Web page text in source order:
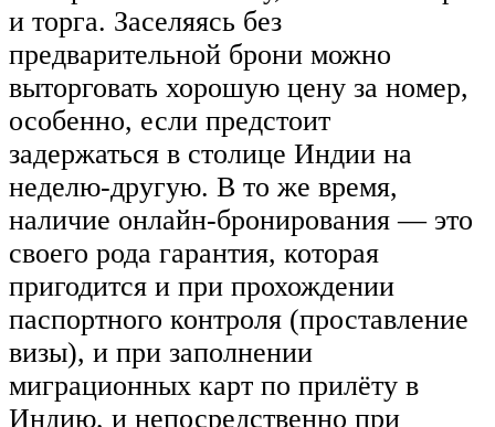
и торга. Заселяясь без
предварительной брони можно
выторговать хорошую цену за номер,
особенно, если предстоит
задержаться в столице Индии на
неделю-другую. В то же время,
наличие онлайн-бронирования — это
своего рода гарантия, которая
пригодится и при прохождении
паспортного контроля (проставление
визы), и при заполнении
миграционных карт по прилёту в
Индию, и непосредственно при